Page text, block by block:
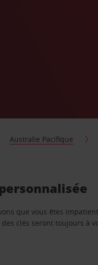
Australie Pacifique
que vous êtes
clés seront toujours à